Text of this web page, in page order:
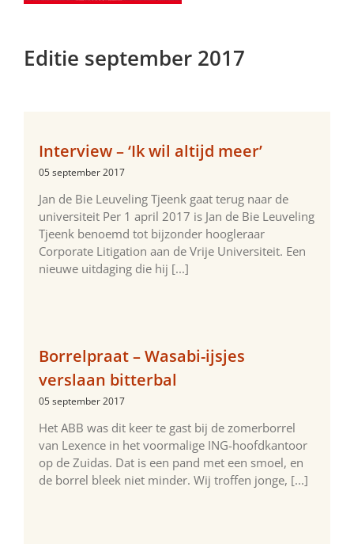
Editie september 2017
Interview – ‘Ik wil altijd meer’
05 september 2017
Jan de Bie Leuveling Tjeenk gaat terug naar de
universiteit Per 1 april 2017 is Jan de Bie Leuveling
Tjeenk benoemd tot bijzonder hoogleraar
Corporate Litigation aan de Vrije Universiteit. Een
nieuwe uitdaging die hij [...]
Borrelpraat – Wasabi-ijsjes
verslaan bitterbal
05 september 2017
Het ABB was dit keer te gast bij de zomerborrel
van Lexence in het voormalige ING-hoofdkantoor
op de Zuidas. Dat is een pand met een smoel, en
de borrel bleek niet minder. Wij troffen jonge, [...]